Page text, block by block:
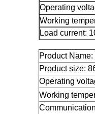
Operating
Working
Load current:
Product Name:
Product size:
Operating
Working